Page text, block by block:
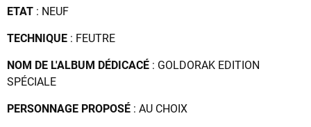
ETAT : NEUF
TECHNIQUE : FEUTRE
NOM DE L'ALBUM DÉDICACÉ : GOLDORAK EDITION
SPÉCIALE
PERSONNAGE PROPOSÉ : AU CHOIX